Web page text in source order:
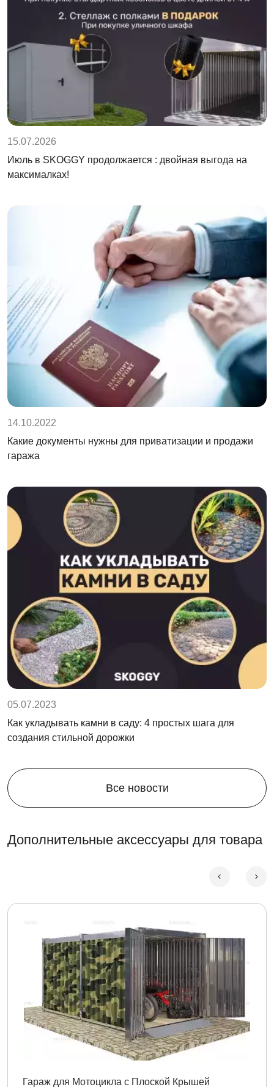
15.07.2026
Июль в SKOGGY продолжается : двойная выгода на
максималках!
14.10.2022
Какие документы нужны для приватизации и продажи
гаража
05.07.2023
Как укладывать камни в саду: 4 простых шага для
создания стильной дорожки
Все новости
Дополнительные аксессуары для товара
Гараж для Мотоцикла с Плоской Крышей